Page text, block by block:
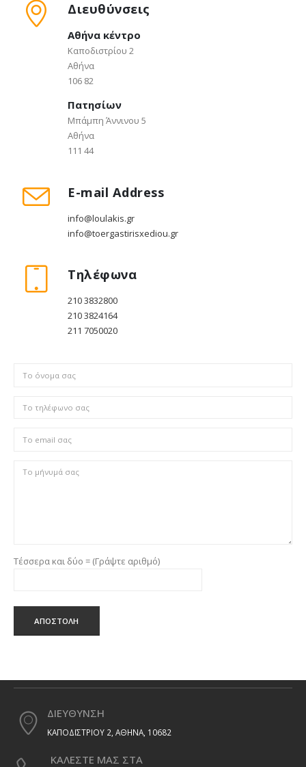
Διευθύνσεις
Αθήνα κέντρο
Καποδιστρίου 2
Αθήνα
106 82
Πατησίων
Μπάμπη Άννινου 5
Αθήνα
111 44
E-mail Address
info@loulakis.gr
info@toergastirisxediou.gr
Τηλέφωνα
210 3832800
210 3824164
211 7050020
Τέσσερα και δύο = (Γράψτε αριθμό)
ΑΠΟΣΤΟΛΗ
ΔΙΕΥΘΥΝΣΗ
ΚΑΠΟΔΙΣΤΡΙΟΥ 2, ΑΘΗΝΑ, 10682
ΚΑΛΕΣΤΕ ΜΑΣ ΣΤΑ